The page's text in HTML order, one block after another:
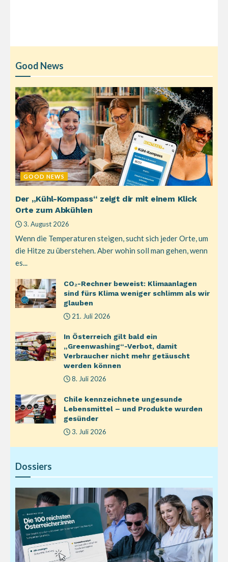
Good News
GOOD NEWS
Der „Kühl-Kompass“ zeigt dir mit einem Klick
Orte zum Abkühlen
3. August 2026
Wenn die Temperaturen steigen, sucht sich jeder Orte, um
die Hitze zu überstehen. Aber wohin soll man gehen, wenn
es...
CO₂-Rechner beweist: Klimaanlagen
sind fürs Klima weniger schlimm als wir
glauben
21. Juli 2026
In Österreich gilt bald ein
„Greenwashing“-Verbot, damit
Verbraucher nicht mehr getäuscht
werden können
8. Juli 2026
Chile kennzeichnete ungesunde
Lebensmittel – und Produkte wurden
gesünder
3. Juli 2026
Dossiers